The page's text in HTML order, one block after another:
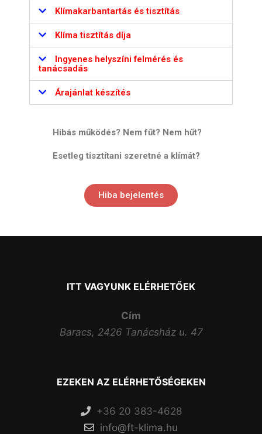
Klímakarbantartás és tisztítás
Klíma tisztítás díja
Ingyenes helyszíni felmérés és
tanácsadás
Árajánlat készítés
Hibás működés? Nem fűt? Nem hűt?
Esetleg tisztítani szeretné a klímát?
Hiba bejelentés
ITT VAGYUNK ELÉRHETŐEK
Cím
Baracs, 2426 Tanácsház u. 47
EZEKEN AZ ELÉRHETŐSÉGEKEN
+36 20 383-4628
info@ft-klima.hu